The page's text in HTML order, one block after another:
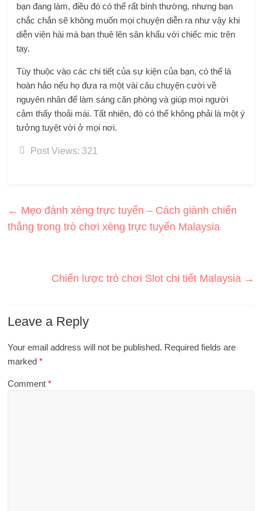
bạn đang làm, điều đó có thể rất bình thường, nhưng bạn
chắc chắn sẽ không muốn mọi chuyện diễn ra như vậy khi
diễn viên hài mà bạn thuê lên sân khấu với chiếc mic trên
tay.
Tùy thuộc vào các chi tiết của sự kiện của bạn, có thể là
hoàn hảo nếu họ đưa ra một vài câu chuyện cười về
nguyên nhân để làm sáng căn phòng và giúp mọi người
cảm thấy thoải mái. Tất nhiên, đó có thể không phải là một ý
tưởng tuyệt vời ở mọi nơi.
Post Views: 321
← Mẹo đánh xèng trực tuyến – Cách giành chiến
thắng trong trò chơi xèng trực tuyến Malaysia
Chiến lược trò chơi Slot chi tiết Malaysia →
Leave a Reply
Your email address will not be published. Required fields are
marked*
Comment*